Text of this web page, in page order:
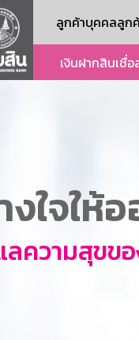
ลูกค้าบุคคลลูก
เงินฝากสินเชื่อ
งใจให้
ลความสุขข